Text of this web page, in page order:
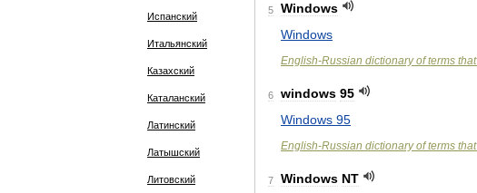
Испанский
Итальянский
Казахский
Каталанский
Латинский
Латышский
Литовский
5
Windows
Windows
English-Russian dictionary of terms that
6 windows 95
Windows 95
English-Russian dictionary of terms that
7 Windows NT